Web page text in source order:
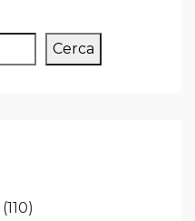
Cerca
(110)